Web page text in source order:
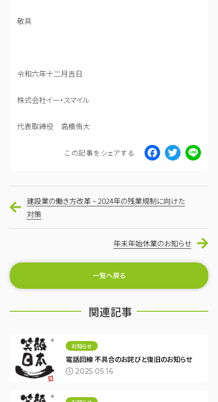
敬具
令和六年十二月吉日
株式会社イー・スマイル
代表取締役 高橋侑大
この記事をシェアする
建設業の働き方改革 – 2024年の残業規制に向けた
対策
一覧へ戻る
年末年始休業のお知らせ
関連記事
お知らせ
電話回線 不具合のお詫びと復旧のお知らせ
2025.05.16